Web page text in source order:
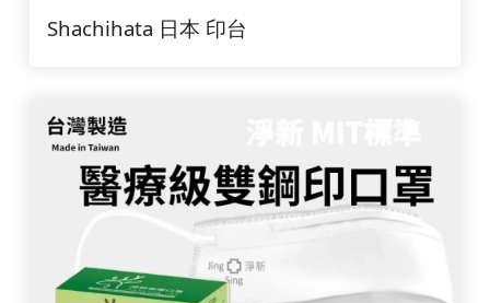
Shachihata 日本 印台